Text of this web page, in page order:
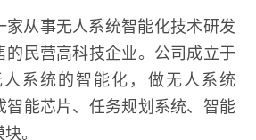
家从事无人系统智能化技术研发
民营高科技企业。公司成立于
系统的智能化，做无人系统
能芯片、任务规划系统、智能
。